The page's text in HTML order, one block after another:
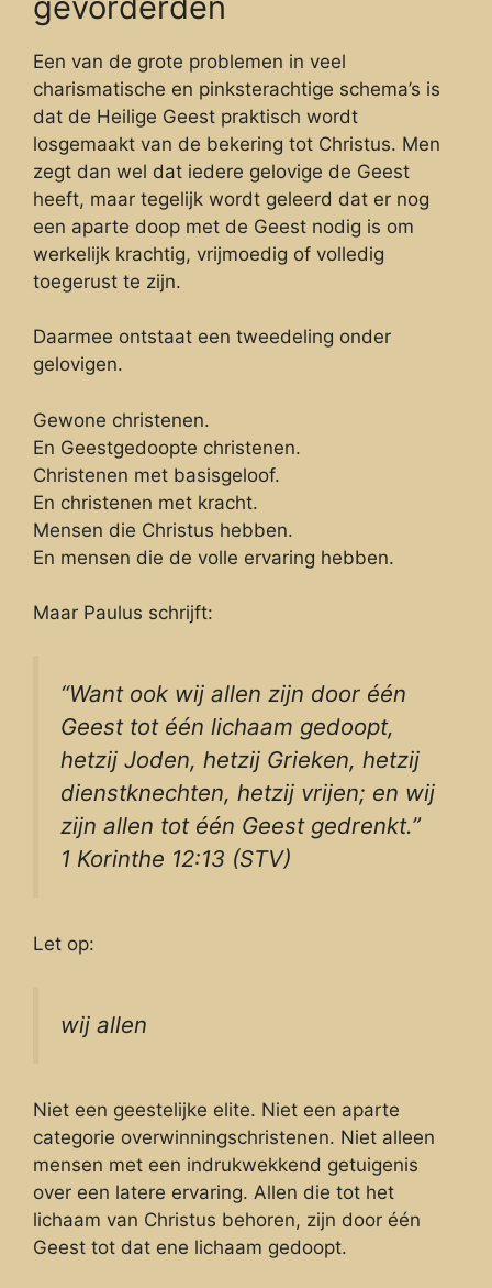
Een van de grote problemen in veel
charismatische en pinksterachtige schema’s is
dat de Heilige Geest praktisch wordt
losgemaakt van de bekering tot Christus. Men
zegt dan wel dat iedere gelovige de Geest
heeft, maar tegelijk wordt geleerd dat er nog
een aparte doop met de Geest nodig is om
werkelijk krachtig, vrijmoedig of volledig
toegerust te zijn.
Daarmee ontstaat een tweedeling onder
gelovigen.
Gewone christenen.
En Geestgedoopte christenen.
Christenen met basisgeloof.
En christenen met kracht.
Mensen die Christus hebben.
En mensen die de volle ervaring hebben.
Maar Paulus schrijft:
“Want ook wij allen zijn door één
Geest tot één lichaam gedoopt,
hetzij Joden, hetzij Grieken, hetzij
dienstknechten, hetzij vrijen; en wij
zijn allen tot één Geest gedrenkt.”
1 Korinthe 12:13 (STV)
Let op:
wij allen
Niet een geestelijke elite. Niet een aparte
categorie overwinningschristenen. Niet alleen
mensen met een indrukwekkend getuigenis
over een latere ervaring. Allen die tot het
lichaam van Christus behoren, zijn door één
Geest tot dat ene lichaam gedoopt.